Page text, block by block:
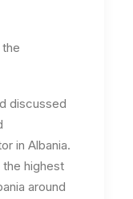
discussed
in Albania.
highest
around